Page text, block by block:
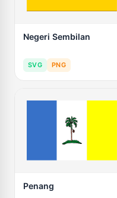
Negeri Sembilan
SVG PNG
Penang